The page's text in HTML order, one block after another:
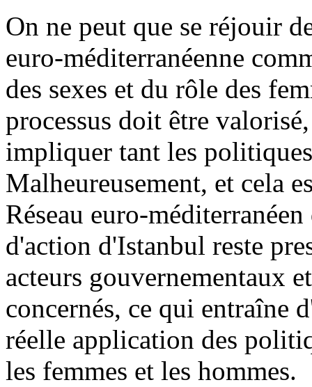
On ne peut que se réjouir
euro-méditerranéenne
des sexes et du rôle des
processus doit être
impliquer tant les
Malheureusement, et cela
Réseau euro-
d'action d'Istanbul reste
acteurs gouvernementaux
concernés, ce qui entraîne
réelle application des
les femmes et les hommes.